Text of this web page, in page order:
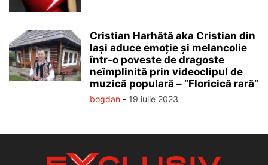
Cristian Harhătă aka Cristian din
Iași aduce emoție și melancolie
într-o poveste de dragoste
neîmplinită prin videoclipul de
muzică populară – ”Floricică rară”
bogdan - 19 iulie 2023